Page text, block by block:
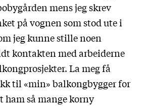
mens jeg skrev
på vognen som stod ute i
jeg kunne stille noen
kontakten med arbeiderne
La meg få
til «min» balkongbygger for
så mange korny